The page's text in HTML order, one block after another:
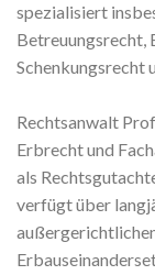
spezialisiert
Betreuungsrecht,
Schenkungsrecht
Rechtsanwalt
Erbrecht und
als
verfügt über